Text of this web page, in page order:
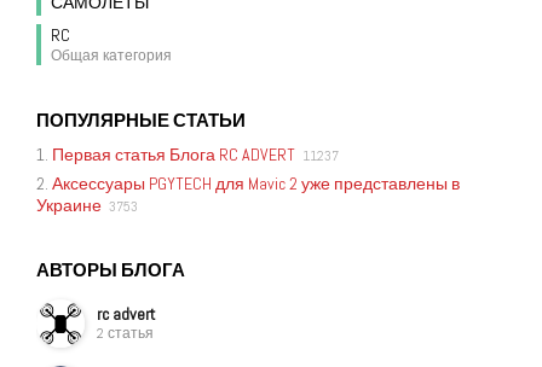
RC
Общая категория
ПОПУЛЯРНЫЕ СТАТЬИ
1. Первая статья Блога RC ADVERT 11237
2. Аксессуары PGYTECH для Mavic 2 уже представлены в
Украине 3753
АВТОРЫ БЛОГА
rc advert
2 статья